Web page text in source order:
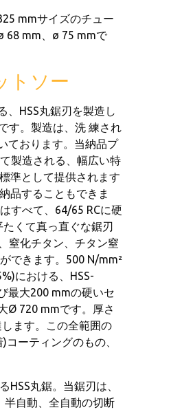
mmサイズのチュー
68 mm、ø 75 mmで
トソー
、HSS丸鋸刃を製造し
す。製造は、洗 練され
ております。当納品プ
製造される、幅広い特
準として提供されます
品することもできま
すべて、64/65 RCに硬
くて真っ直ぐな鋸刃
窒化チタン、チタン窒
できます。500 N/mm²
における、HSS-
最大200 mmの硬いセ
Ø 720 mmです。厚さ
ます。この全範囲の
ーティングのもの、
丸鋸。当鋸刃は、
半自動、全自動の切断